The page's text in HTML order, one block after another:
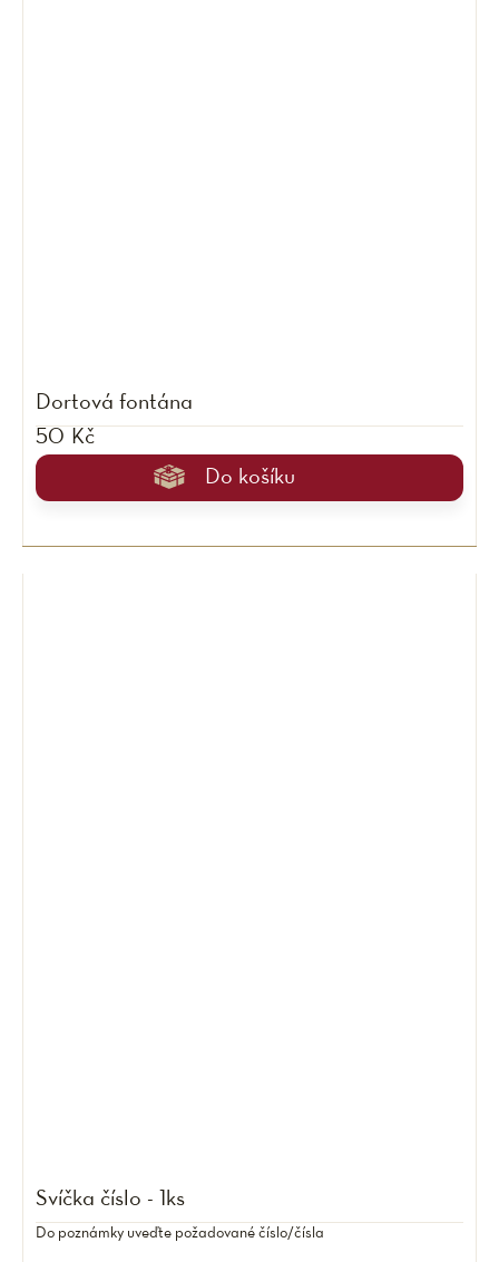
Dortová fontána
50 Kč
Do košíku
Svíčka číslo - 1ks
Do poznámky uveďte požadované číslo/čísla